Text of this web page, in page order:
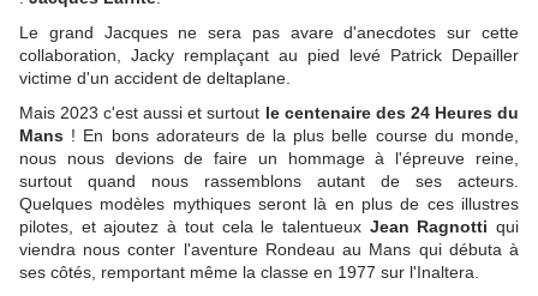
Le grand Jacques ne sera pas avare d'anecdotes sur cette
collaboration, Jacky remplaçant au pied levé Patrick Depailler
victime d'un accident de deltaplane.
Mais 2023 c'est aussi et surtout le centenaire des 24 Heures du
Mans ! En bons adorateurs de la plus belle course du monde,
nous nous devions de faire un hommage à l'épreuve reine,
surtout quand nous rassemblons autant de ses acteurs.
Quelques modèles mythiques seront là en plus de ces illustres
pilotes, et ajoutez à tout cela le talentueux Jean Ragnotti qui
viendra nous conter l'aventure Rondeau au Mans qui débuta à
ses côtés, remportant même la classe en 1977 sur l'Inaltera.